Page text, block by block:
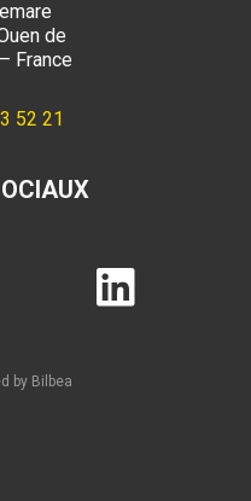
de
France
52 21
by Bilbea